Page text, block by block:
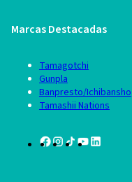
Marcas Destacadas
Tamagotchi
Gunpla
Banpresto/Ichibansho
Tamashii Nations